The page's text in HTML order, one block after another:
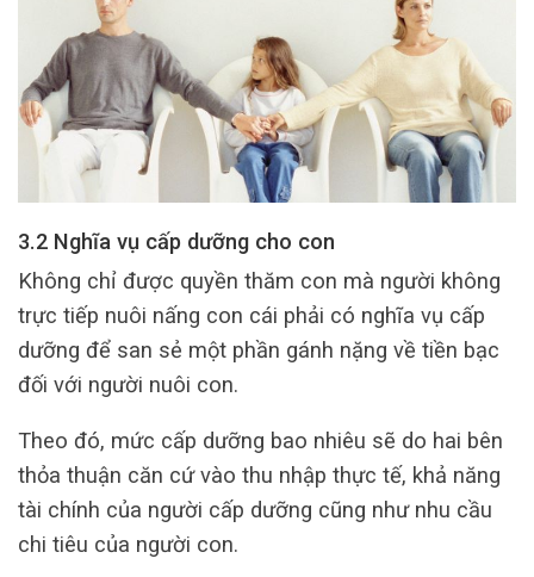
3.2 Nghĩa vụ cấp dưỡng cho con
Không chỉ được quyền thăm con mà người không
trực tiếp nuôi nấng con cái phải có nghĩa vụ cấp
dưỡng để san sẻ một phần gánh nặng về tiền bạc
đối với người nuôi con.
Theo đó, mức cấp dưỡng bao nhiêu sẽ do hai bên
thỏa thuận căn cứ vào thu nhập thực tế, khả năng
tài chính của người cấp dưỡng cũng như nhu cầu
chi tiêu của người con.